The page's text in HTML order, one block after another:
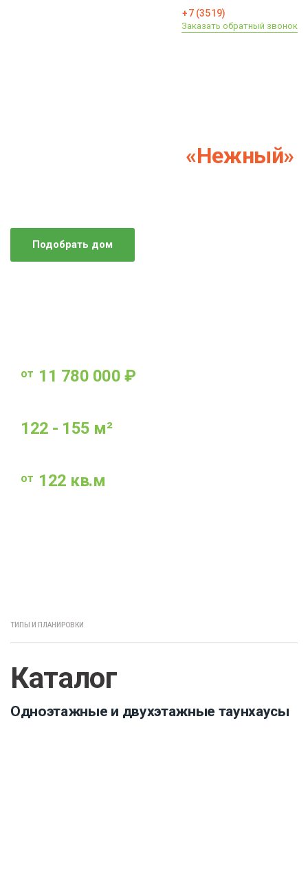
+7 (3519)
Заказать обратный звонок
«Нежный»
Подобрать дом
от 11 780 000 ₽
122 - 155 м²
от 122 кв.м
ТИПЫ И ПЛАНИРОВКИ
Каталог
Одноэтажные и двухэтажные таунхаусы